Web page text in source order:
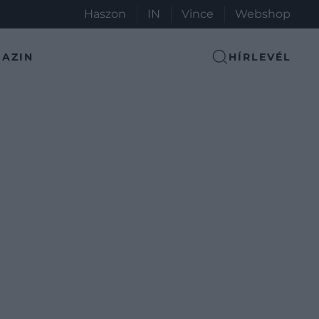
Haszon IN Vince Webshop
HÍRLEVÉL